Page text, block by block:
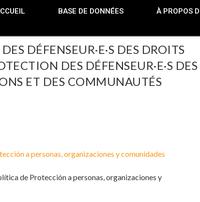
BASE DE DONNÉES À PROPOS
DÉFENSEUR·E·S DES DROITS
DES DÉFENSEUR·E·S DES
ET DES COMMUNAUTÉS
a personas, organizaciones y comunidades
de Protección a personas, organizaciones y